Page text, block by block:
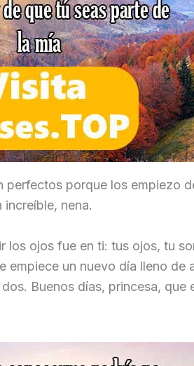
perfectos porque los empiezo
increíble, nena.
los ojos fue en ti: tus ojos, tu
un nuevo día lleno de
Buenos días, princesa, que